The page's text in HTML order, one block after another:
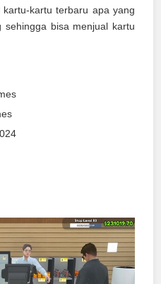
kartu terbaru apa yang
bisa menjual kartu